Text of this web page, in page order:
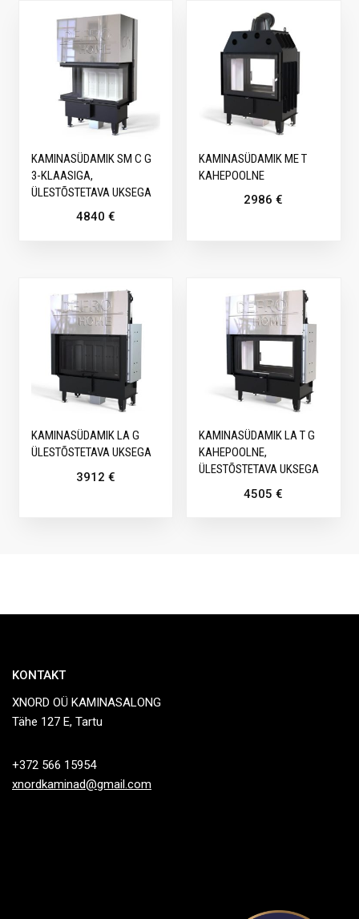
KAMINASÜDAMIK SM C G
3-KLAASIGA,
ÜLESTÕSTETAVA UKSEGA
4840 €
KAMINASÜDAMIK ME T
KAHEPOOLNE
2986€
KAMINASÜDAMIK LA G
ÜLESTÕSTETAVA UKSEGA
3912 €
KAMINASÜDAMIK LA T G
KAHEPOOLNE,
ÜLESTÕSTETAVA UKSEGA
4505€
KONTAKT
XNORD OÜ KAMINASALONG
Tähe 127 E, Tartu
+372 566 15954
xnordkaminad@gmail.com